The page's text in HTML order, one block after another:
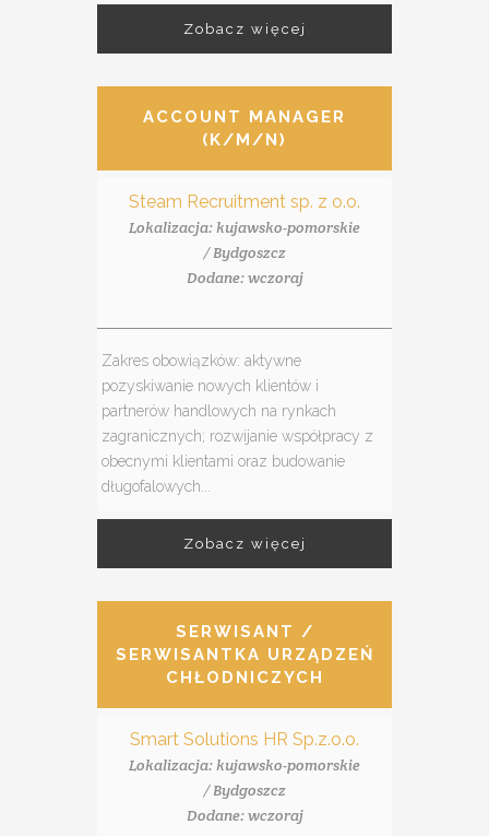
Zobacz więcej
ACCOUNT MANAGER
(K/M/N)
Steam Recruitment sp. z o.o.
Lokalizacja: kujawsko-pomorskie
/ Bydgoszcz
Dodane: wczoraj
Zakres obowiązków: aktywne
pozyskiwanie nowych klientów i
partnerów handlowych na rynkach
zagranicznych; rozwijanie współpracy z
obecnymi klientami oraz budowanie
długofalowych...
Zobacz więcej
SERWISANT /
SERWISANTKA URZĄDZEŃ
CHŁODNICZYCH
Smart Solutions HR Sp.z.o.o.
Lokalizacja: kujawsko-pomorskie
/ Bydgoszcz
Dodane: wczoraj